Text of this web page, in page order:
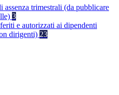
assenza trimestrali (da pubblicare
3
e autorizzati ai dipendenti
dirigenti) 23